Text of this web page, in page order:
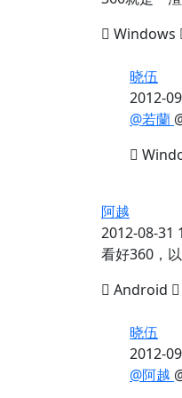
Windows
晓伍
2012-
@若蘭
阿越
2012-08-31
看好360，
Android
晓伍
2012-
@阿越